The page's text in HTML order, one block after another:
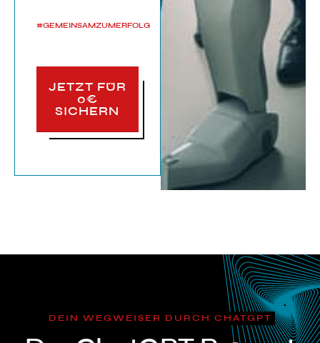
#GEMEINSAMZUMERFOLG
JETZT FÜR
0€
SICHERN
DEIN WEGWEISER DURCH CHATGPT